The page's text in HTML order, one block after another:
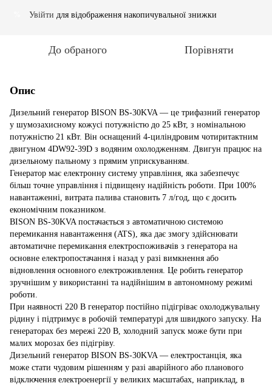
Увійти для відображення накопичувальної знижки
До обраного Порівняти
Опис
Дизельний генератор BISON BS-30KVA — це трифазний генератор
у шумозахисному кожусі потужністю до 25 кВт, з номінальною
потужністю 21 кВт. Він оснащений 4-циліндровим чотиритактним
двигуном 4DW92-39D з водяним охолодженням. Двигун працює на
дизельному пальному з прямим уприскуванням.
Генератор має електронну систему управління, яка забезпечує
більш точне управління і підвищену надійність роботи. При 100%
навантаженні, витрата палива становить 7 л/год, що є досить
економічним показником.
BISON BS-30KVA постачається з автоматичною системою
перемикання навантаження (ATS), яка дає змогу здійснювати
автоматичне перемикання електроспоживачів з генератора на
основне електропостачання і назад у разі вимкнення або
відновлення основного електроживлення. Це робить генератор
зручнішим у використанні та надійнішим в автономному режимі
роботи.
При наявності 220 В генератор постійно підігріває охолоджувальну
рідину і підтримує в робочій температурі для швидкого запуску. На
генераторах без мережі 220 В, холодний запуск може бути при
малих морозах без підігріву.
Дизельний генератор BISON BS-30KVA — електростанція, яка
може стати чудовим рішенням у разі аварійного або планового
відключення електроенергії у великих масштабах, наприклад, в